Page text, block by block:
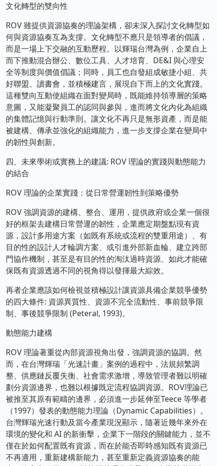
文化轉型的雙向性
ROV 雖提供資源協奏的理論架構，卻未深入探討文化轉型如
何與資源協奏互為支撐。文化轉型不應只是領導者的倡議，
而是一場上下交融的互動歷程。以輝瑞台灣為例，企業自上
而下推動混合辦公、數位工具、人才培育、DE&I 與心理安
全等制度與價值倡議；同時，員工也自發組成敏捷小組、共
好聯盟、讀書會，並積極建言，展現自下而上的文化實踐。
這種雙向互動使組織在面對變局時，既能維持領導層的策略
意圖，又能凝聚員工的認同與參與，進而將文化內化為組織
的集體記憶與行動準則。讓文化不再只是無形資產，而是能
被建構、傳承並強化的組織能力，進一步支撐企業在變局中
的韌性與創新。
四、未來學術或實務上的建議: ROV 理論的實踐與動態能力
的結合
ROV 理論的企業實踐：從日常營運韌性到策略優勢
ROV 強調資源的建構、整合、運用，提供政府或企業一個很
好的框架去建構日常營運的韌性，企業應定期盤點現有資
源，設計多用途方案（如既有系統或流程的雙重用途）、有
目的性的設計人才輪調方案、或引進外部新血輪、建立跨部
門協作機制，甚至是有目的性的淘汰過時資源、如此才能確
保既有資源透過不同的視角得以發揮最大綜效。
再者企業應該如何檢視並積極設計讓資源具備企業競爭優勢
的四大條件: 資源異質性、資源不完全流動性、事前競爭限
制、事後競爭限制 (Peteral, 1993)。
動態能力建構
ROV 理論著重從內部資源視角出發，強調資源的協調。然
而，在台灣輝瑞「光速計畫」案例的過程中，法規頻繁調
整、供應鏈反覆失衡、社會需求激增，導致管理者難以明確
劃分資源邊界，也難以根據既定流程協調資源。ROV理論已
被推至其原有範疇的邊界，必須進一步延伸至Teece 等學者
（1997）發表的動態能力理論（Dynamic Capabilities）。
台灣輝瑞光速行動及當今產業現況顯示，隨著近幾年來外在
環境的變化和 AI 的新衝擊，企業下一階段的關鍵能力，並不
僅在於如何配置既有資源，而在於能否即時感知既有資源已
不再適用，重新建構新能力，甚至重新定義資源協奏的能